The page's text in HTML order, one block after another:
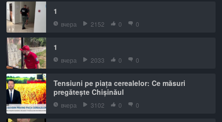
1
вчера 2152 0 0
1
вчера 2033 0 0
Tensiuni pe piața cerealelor: Ce măsuri
pregătește Chișinăul
вчера 3102 0 0